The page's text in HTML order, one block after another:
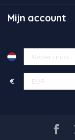
Mijn account
€